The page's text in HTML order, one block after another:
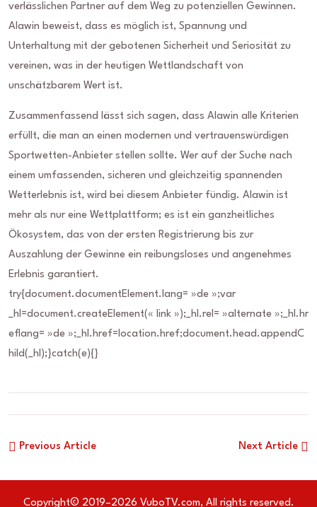
verlässlichen Partner auf dem Weg zu potenziellen Gewinnen.
Alawin beweist, dass es möglich ist, Spannung und
Unterhaltung mit der gebotenen Sicherheit und Seriosität zu
vereinen, was in der heutigen Wettlandschaft von
unschätzbarem Wert ist.
Zusammenfassend lässt sich sagen, dass Alawin alle Kriterien
erfüllt, die man an einen modernen und vertrauenswürdigen
Sportwetten-Anbieter stellen sollte. Wer auf der Suche nach
einem umfassenden, sicheren und gleichzeitig spannenden
Wetterlebnis ist, wird bei diesem Anbieter fündig. Alawin ist
mehr als nur eine Wettplattform; es ist ein ganzheitliches
Ökosystem, das von der ersten Registrierung bis zur
Auszahlung der Gewinne ein reibungsloses und angenehmes
Erlebnis garantiert.
try{document.documentElement.lang= »de »;var
_hl=document.createElement(« link »);_hl.rel= »alternate »;_hl.hr
eflang= »de »;_hl.href=location.href;document.head.appendC
hild(_hl);}catch(e){}
Previous Article Next Article
Copyright© 2019–2026 VuboTV.com, All rights reserved.